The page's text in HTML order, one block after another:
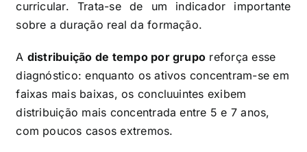
curricular. Trata-se de um indicador importante
sobre a duração real da formação.
A distribuição de tempo por grupo reforça esse
diagnóstico: enquanto os ativos concentram-se em
faixas mais baixas, os concluuintes exibem
distribuição mais concentrada entre 5 e 7 anos,
com poucos casos extremos.